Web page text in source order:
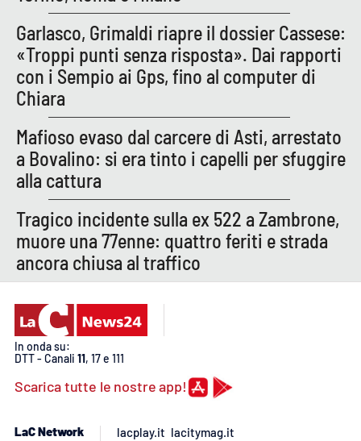
Garlasco, Grimaldi riapre il dossier Cassese:
«Troppi punti senza risposta». Dai rapporti
con i Sempio ai Gps, fino al computer di
Chiara
Mafioso evaso dal carcere di Asti, arrestato
a Bovalino: si era tinto i capelli per sfuggire
alla cattura
Tragico incidente sulla ex 522 a Zambrone,
muore una 77enne: quattro feriti e strada
ancora chiusa al traffico
In onda su:
DTT - Canali 11, 17 e 111
Scarica tutte le nostre app!
LaC Network lacplay.it lacitymag.it